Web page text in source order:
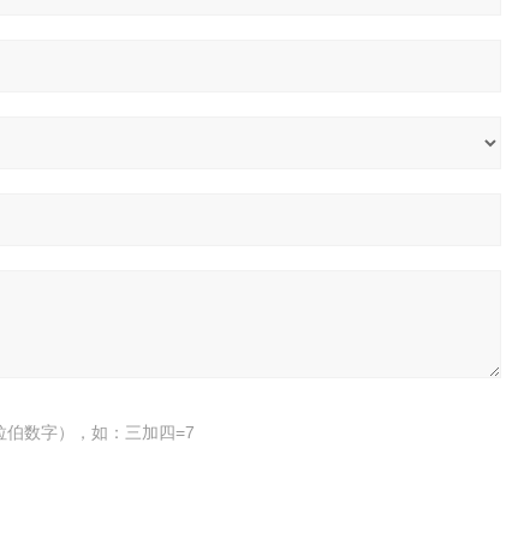
数字），如：三加四=7